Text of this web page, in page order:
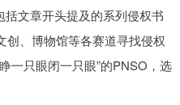
文章开头提及的系列侵权书
创、博物馆等各赛道寻找侵权
一只眼闭一只眼”的PNSO，选